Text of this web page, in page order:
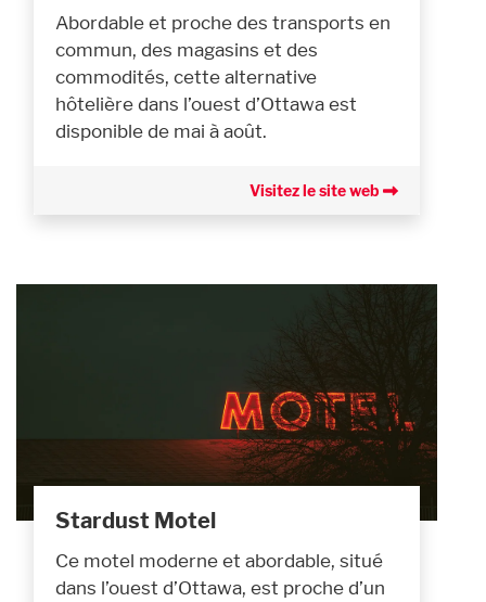
Abordable et proche des transports en
commun, des magasins et des
commodités, cette alternative
hôtelière dans l’ouest d’Ottawa est
disponible de mai à août.
Visitez le site web
Stardust Motel
Ce motel moderne et abordable, situé
dans l’ouest d’Ottawa, est proche d’un